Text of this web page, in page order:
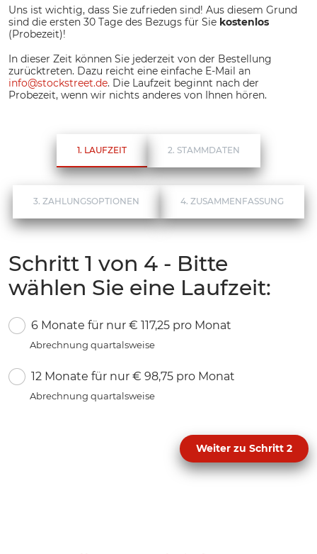
Uns ist wichtig, dass Sie zufrieden sind! Aus diesem Grund
sind die ersten 30 Tage des Bezugs für Sie kostenlos
(Probezeit)!
In dieser Zeit können Sie jederzeit von der Bestellung
zurücktreten. Dazu reicht eine einfache E-Mail an
info@stockstreet.de. Die Laufzeit beginnt nach der
Probezeit, wenn wir nichts anderes von Ihnen hören.
1. LAUFZEIT 2. STAMMDATEN
3. ZAHLUNGSOPTIONEN 4. ZUSAMMENFASSUNG
Schritt 1 von 4 - Bitte
wählen Sie eine Laufzeit:
6 Monate für nur € 117,25 pro Monat
Abrechnung quartalsweise
12 Monate für nur € 98,75 pro Monat
Abrechnung quartalsweise
Weiter zu Schritt 2